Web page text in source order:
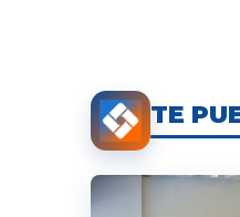
TE